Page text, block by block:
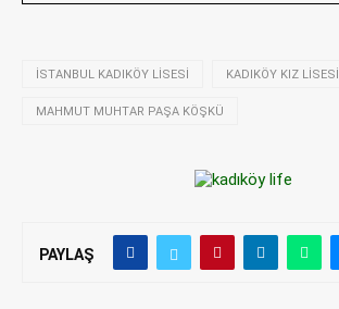
İSTANBUL KADIKÖY LISESI KADIKÖY KIZ LISESI
MAHMUT MUHTAR PAŞA KÖŞKÜ
PAYLAŞ